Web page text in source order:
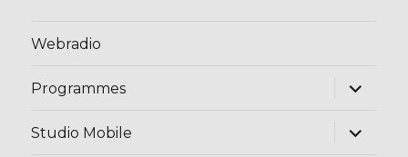
Webradio
Programmes
ouvrir
menu
Studio Mobile
ouvrir